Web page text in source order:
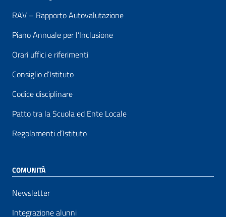
RAV – Rapporto Autovalutazione
Piano Annuale per l’Inclusione
Orari uffici e riferimenti
Consiglio d’Istituto
Codice disciplinare
Patto tra la Scuola ed Ente Locale
Regolamenti d’Istituto
COMUNITÀ
Newsletter
Integrazione alunni